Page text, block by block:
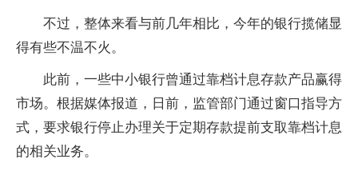
不过，整体来看与前几年相比，今年的银行揽储显
得有些不温不火。
此前，一些中小银行曾通过靠档计息存款产品赢得
市场。根据媒体报道，日前，监管部门通过窗口指导方
式，要求银行停止办理关于定期存款提前支取靠档计息
的相关业务。